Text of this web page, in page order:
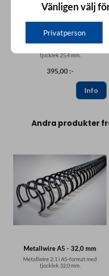
Metallwire A5 - 25,4 mm
tjocklek 25,4 mm.
395,00 :-
Andra produkter
Metallwire A5 - 32,0 mm
Metallwire 2:1 i A5-format med
tjocklek 32,0 mm.
Vänligen välj
Privatperson